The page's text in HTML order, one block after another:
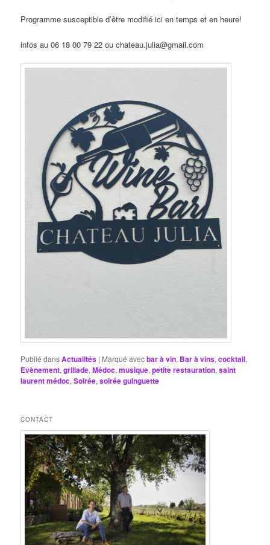
Programme susceptible d’être modifié ici en temps et en heure!
infos au 06 18 00 79 22 ou chateau.julia@gmail.com
Publié dansActualités | Marqué avecbar à vin, Bar à vins,cocktail,
Evènement,grillade,Médoc,musique,petite restauration,saint
laurent médoc,Soirée,soirée guinguette
CONTACT